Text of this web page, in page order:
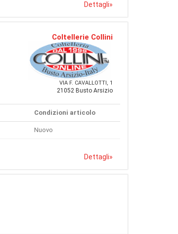
Dettagli»
Coltellerie Collini
VIA F. CAVALLOTTI, 1
21052 Busto Arsizio
Condizioni articolo
Nuovo
Dettagli»